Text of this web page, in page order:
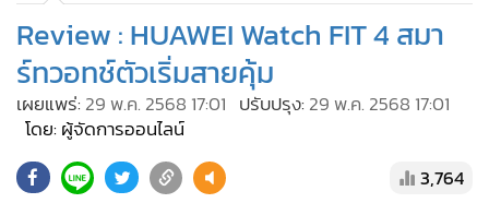
• คอลัมนิสต์
• ละคร
• CbizReview
Cyber BIZ
ผู้จัดกวน
• Good health & Well-being
Review : HUAWEI Watch FIT 4 สมา
ร์ทวอทช์ตัวเริ่มสายคุ้ม
เผยแพร่: 29 พ.ค. 2568 17:01 ปรับปรุง: 29 พ.ค. 2568 17:01
โดย: ผู้จัดการออนไลน์
3,764